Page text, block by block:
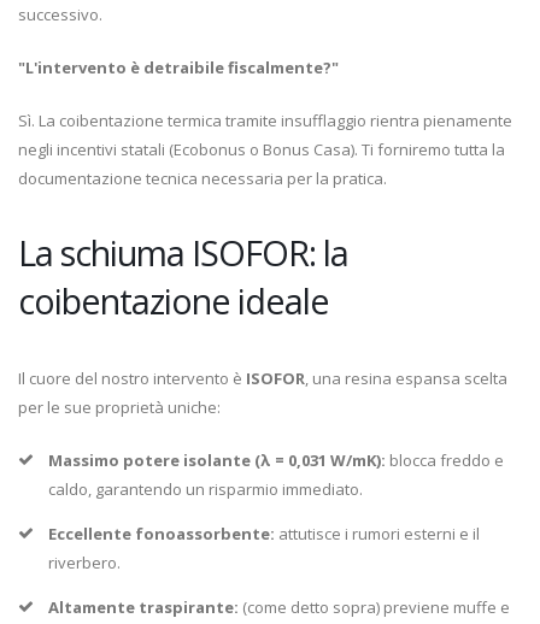
successivo.
"L'intervento è detraibile fiscalmente?"
Sì. La coibentazione termica tramite insufflaggio rientra pienamente
negli incentivi statali (Ecobonus o Bonus Casa). Ti forniremo tutta la
documentazione tecnica necessaria per la pratica.
La schiuma ISOFOR: la
coibentazione ideale
Il cuore del nostro intervento è ISOFOR, una resina espansa scelta
per le sue proprietà uniche:
Massimo potere isolante (λ = 0,031 W/mK): blocca freddo e
caldo, garantendo un risparmio immediato.
Eccellente fonoassorbente: attutisce i rumori esterni e il
riverbero.
Altamente traspirante: (come detto sopra) previene muffe e